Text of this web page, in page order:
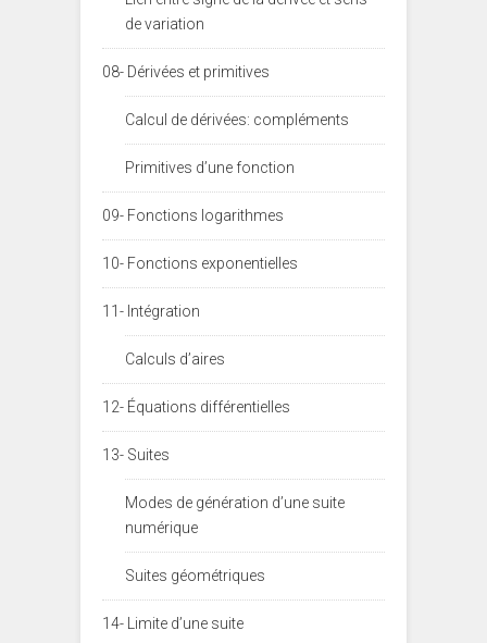
de variation
08- Dérivées et primitives
Calcul de dérivées: compléments
Primitives d’une fonction
09- Fonctions logarithmes
10- Fonctions exponentielles
11- Intégration
Calculs d’aires
12- Équations différentielles
13- Suites
Modes de génération d’une suite
numérique
Suites géométriques
14- Limite d’une suite